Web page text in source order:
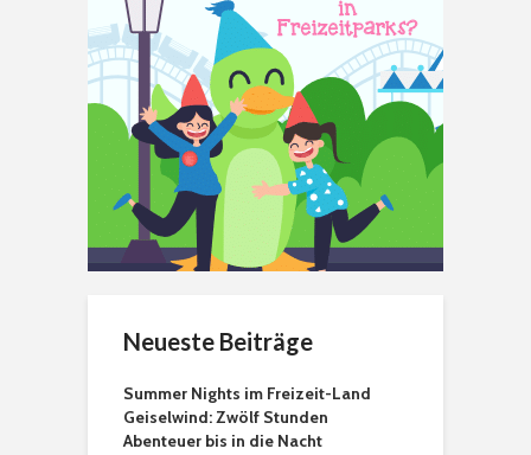
Neueste Beiträge
Summer Nights im Freizeit-Land
Geiselwind: Zwölf Stunden
Abenteuer bis in die Nacht